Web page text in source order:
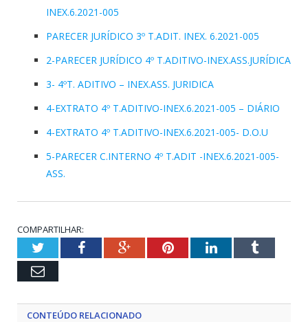
INEX.6.2021-005
PARECER JURÍDICO 3º T.ADIT. INEX. 6.2021-005
2-PARECER JURÍDICO 4º T.ADITIVO-INEX.ASS.JURÍDICA
3- 4ºT. ADITIVO – INEX.ASS. JURIDICA
4-EXTRATO 4º T.ADITIVO-INEX.6.2021-005 – DIÁRIO
4-EXTRATO 4º T.ADITIVO-INEX.6.2021-005- D.O.U
5-PARECER C.INTERNO 4º T.ADIT -INEX.6.2021-005-
ASS.
COMPARTILHAR:
TwitterFacebookGoogle+PinterestLinkedInTumblr
Email
CONTEÚDO RELACIONADO